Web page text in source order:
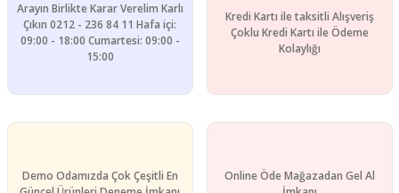
Arayın Birlikte Karar Verelim Karlı
Çıkın 0212 - 236 84 11 Hafa içi:
09:00 - 18:00 Cumartesi: 09:00 -
15:00
Kredi Kartı ile taksitli Alışveriş
Çoklu Kredi Kartı ile Ödeme
Kolaylığı
Demo Odamızda Çok Çeşitli En
Online Öde Mağazadan Gel Al